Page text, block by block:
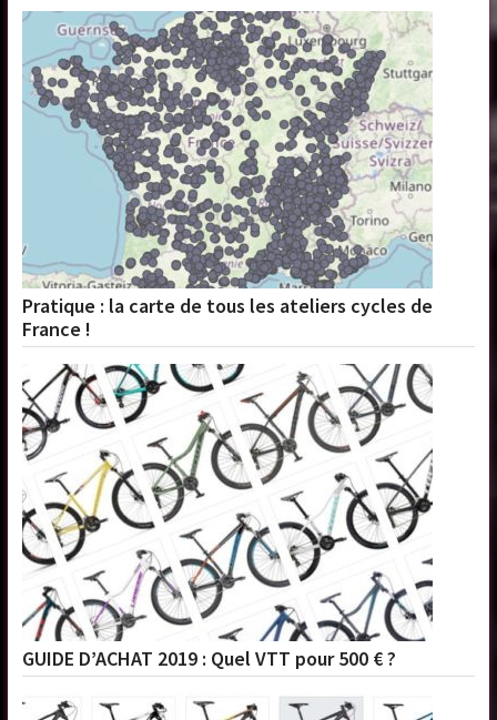
Pratique : la carte de tous les ateliers cycles de
France !
GUIDE D’ACHAT 2019 : Quel VTT pour 500 € ?